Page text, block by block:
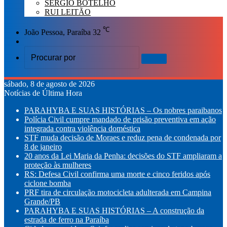
SÉRGIO BOTELHO
RUI LEITÃO
João Pessoa, Paraíba 32 ℃
Procurar
sábado, 8 de agosto de 2026
Notícias de Última Hora
PARAHYBA E SUAS HISTÓRIAS – Os nobres paraibanos
Polícia Civil cumpre mandado de prisão preventiva em ação
integrada contra violência doméstica
STF muda decisão de Moraes e reduz pena de condenada por
8 de janeiro
20 anos da Lei Maria da Penha: decisões do STF ampliaram a
proteção às mulheres
RS: Defesa Civil confirma uma morte e cinco feridos após
ciclone bomba
PRF tira de circulação motocicleta adulterada em Campina
Grande/PB
PARAHYBA E SUAS HISTÓRIAS – A construção da
estrada de ferro na Paraíba